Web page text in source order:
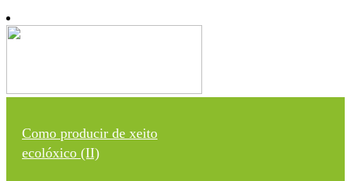
Como producir de xeito
ecolóxico (II)